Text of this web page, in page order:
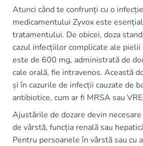
Atunci când te confrunți cu o
medicamentului Zyvox este
tratamentului. De obicei, doza
cazul infecțiilor complicate ale pielii
este de 600 mg, administrată de
cale orală, fie intravenos. Această
și în cazurile de infecții cauzate de
antibiotice, cum ar fi MRSA sau
Ajustările de dozare devin
de vârstă, funcția renală sau
Pentru persoanele în vârstă sau cu